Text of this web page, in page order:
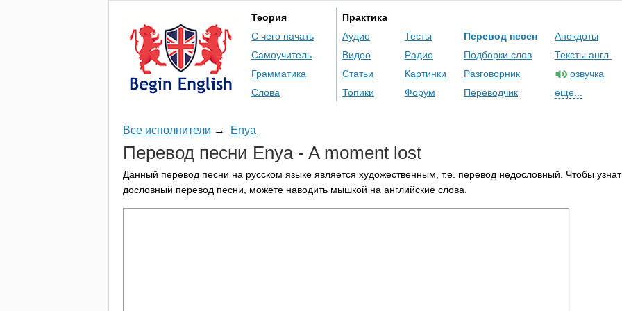
Теория
С чего начать
Самоучитель
Грамматика
Слова
Практика
Аудио
Видео
Статьи
Топики
Тесты
Радио
Картинки
Форум
Перевод песен
Подборки слов
Разговорник
Переводчик
Анекдоты
Тексты англ.
озвучка
еще...
Все исполнители → Enya
Перевод песни Enya- A moment lost
Данный перевод песни на русском языке является художественным, т.е. перевод недословный. Чтобы
дословный перевод песни, можете наводить мышкой на английские слова.